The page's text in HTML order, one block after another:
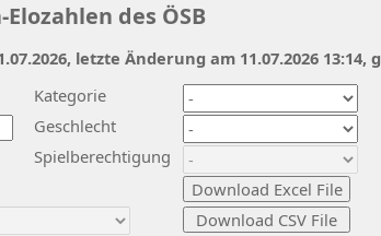
des ÖSB
Kategorie
Geschlecht
Spielberechtigung
letzte Änderung am 11.07.2026